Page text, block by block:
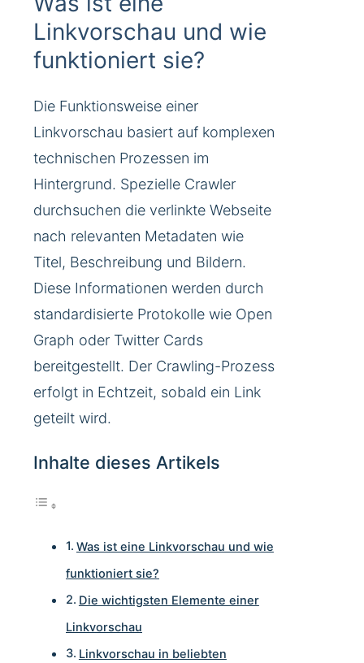
Linkvorschau und wie
funktioniert sie?
Die Funktionsweise einer
Linkvorschau basiert auf komplexen
technischen Prozessen im
Hintergrund. Spezielle Crawler
durchsuchen die verlinkte Webseite
nach relevanten Metadaten wie
Titel, Beschreibung und Bildern.
Diese Informationen werden durch
standardisierte Protokolle wie Open
Graph oder Twitter Cards
bereitgestellt. Der Crawling-Prozess
erfolgt in Echtzeit, sobald ein Link
geteilt wird.
Inhalte dieses Artikels
Was ist eine Linkvorschau und wie
funktioniert sie?
Die wichtigsten Elemente einer
Linkvorschau
Linkvorschau in beliebten